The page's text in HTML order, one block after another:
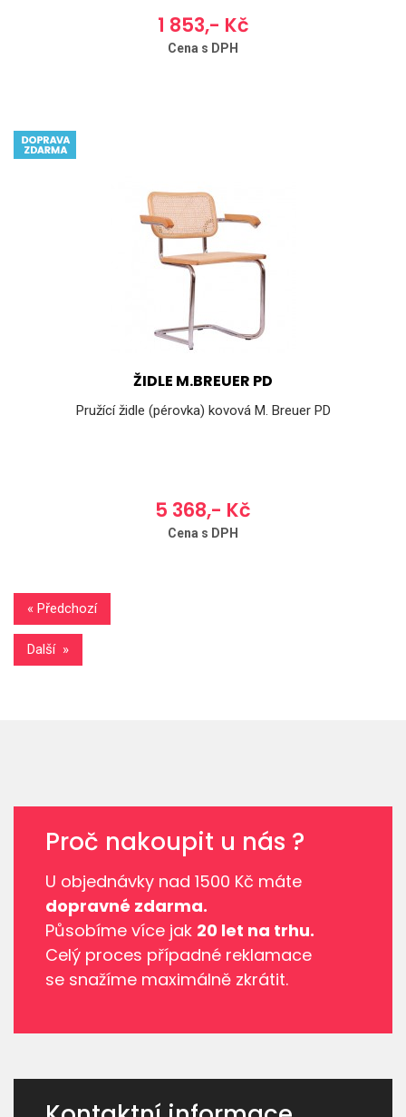
1 853,- Kč
Cena s DPH
ŽIDLE M.BREUER PD
Pružící židle (pérovka) kovová M. Breuer PD
5 368,- Kč
Cena s DPH
« Předchozí
Další »
Proč nakoupit u nás ?
U objednávky nad 1500 Kč máte
dopravné zdarma.
Působíme více jak 20 let na trhu.
Celý proces případné reklamace
se snažíme maximálně zkrátit.